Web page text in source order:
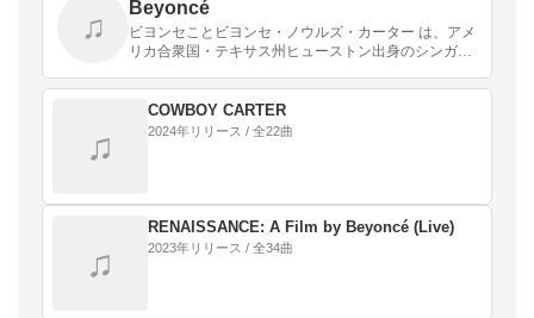
♫
Beyoncé
ビヨンセことビヨンセ・ノウルズ・カーター は、アメ
リカ合衆国・テキサス州ヒューストン出身のシンガー
優。デスティニーズ・チャイルドのメンバー。妹は同
じく歌…
♫
COWBOY CARTER
2024年リリース / 全22曲
♫
RENAISSANCE: A Film by Beyoncé (Live)
2023年リリース / 全34曲